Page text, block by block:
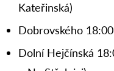
Kateřinská)
Dobrovského
Dolní Hejčínská